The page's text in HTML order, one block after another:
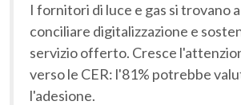
I fornitori di luce e gas si trovano
conciliare digitalizzazione e
servizio offerto. Cresce
verso le CER: l'81% potrebbe
l'adesione.